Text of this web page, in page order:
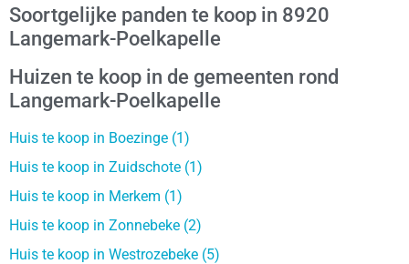
Soortgelijke panden te koop in 8920
Langemark-Poelkapelle
Huizen te koop in de gemeenten rond
Langemark-Poelkapelle
Huis te koop in Boezinge (1)
Huis te koop in Zuidschote (1)
Huis te koop in Merkem (1)
Huis te koop in Zonnebeke (2)
Huis te koop in Westrozebeke (5)